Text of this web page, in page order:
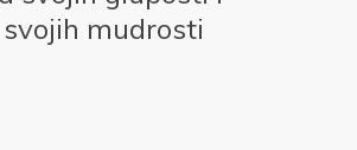
mudrosti